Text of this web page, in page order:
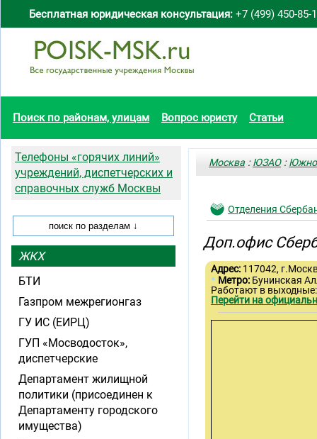
Бесплатная юридическая консультация: +7 (499) 450-85-
Поиск по районам, улицам Вопрос юристу Статьи
Москва :ЮЗАО:
Отделения
Доп.офис
Адрес: 117042,
• Метро: Бунинская
Работают в
Перейти на
Телефоны «горячих линий»
учреждений, диспетчерских и
справочных служб Москвы
ЖКХ
БТИ
Газпром межрегионгаз
ГУ ИС (ЕИРЦ)
ГУП «Мосводосток»,
диспетчерские
Департамент жилищной
политики (присоединен к
Департаменту городского
имущества)